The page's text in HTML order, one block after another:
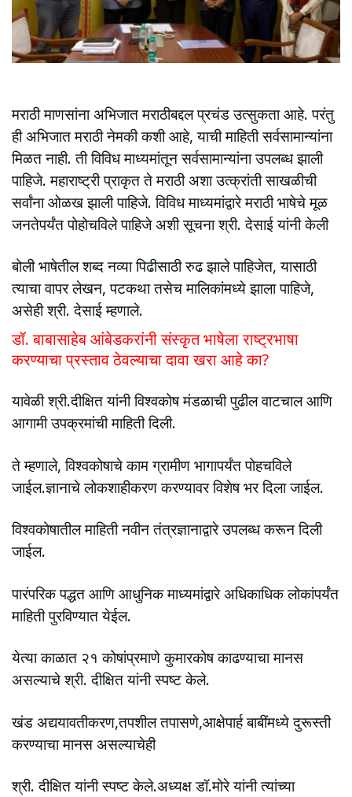
मराठी माणसांना अभिजात मराठीबद्दल प्रचंड उत्सुकता आहे. परंतु
ही अभिजात मराठी नेमकी कशी आहे, याची माहिती सर्वसामान्यांना
मिळत नाही. ती विविध माध्यमांतून सर्वसामान्यांना उपलब्ध झाली
पाहिजे. महाराष्ट्री प्राकृत ते मराठी अशा उत्क्रांती साखळीची
सर्वांना ओळख झाली पाहिजे. विविध माध्यमांद्वारे मराठी भाषेचे मूळ
जनतेपर्यंत पोहोचविले पाहिजे अशी सूचना श्री. देसाई यांनी केली
बोली भाषेतील शब्द नव्या पिढीसाठी रुढ झाले पाहिजेत, यासाठी
त्याचा वापर लेखन, पटकथा तसेच मालिकांमध्ये झाला पाहिजे,
असेही श्री. देसाई म्हणाले.
डॉ. बाबासाहेब आंबेडकरांनी संस्कृत भाषेला राष्ट्रभाषा
करण्याचा प्रस्ताव ठेवल्याचा दावा खरा आहे का?
यावेळी श्री.दीक्षित यांनी विश्वकोष मंडळाची पुढील वाटचाल आणि
आगामी उपक्रमांची माहिती दिली.
ते म्हणाले, विश्वकोषाचे काम ग्रामीण भागापर्यंत पोहचविले
जाईल.ज्ञानाचे लोकशाहीकरण करण्यावर विशेष भर दिला जाईल.
विश्वकोषातील माहिती नवीन तंत्रज्ञानाद्वारे उपलब्ध करून दिली
जाईल.
पारंपरिक पद्धत आणि आधुनिक माध्यमांद्वारे अधिकाधिक लोकांपर्यंत
माहिती पुरविण्यात येईल.
येत्या काळात २१ कोषांप्रमाणे कुमारकोष काढण्याचा मानस
असल्याचे श्री. दीक्षित यांनी स्पष्ट केले.
खंड अद्ययावतीकरण,तपशील तपासणे,आक्षेपार्ह बाबींमध्ये दुरूस्ती
करण्याचा मानस असल्याचेही
श्री. दीक्षित यांनी स्पष्ट केले.अध्यक्ष डॉ.मोरे यांनी त्यांच्या